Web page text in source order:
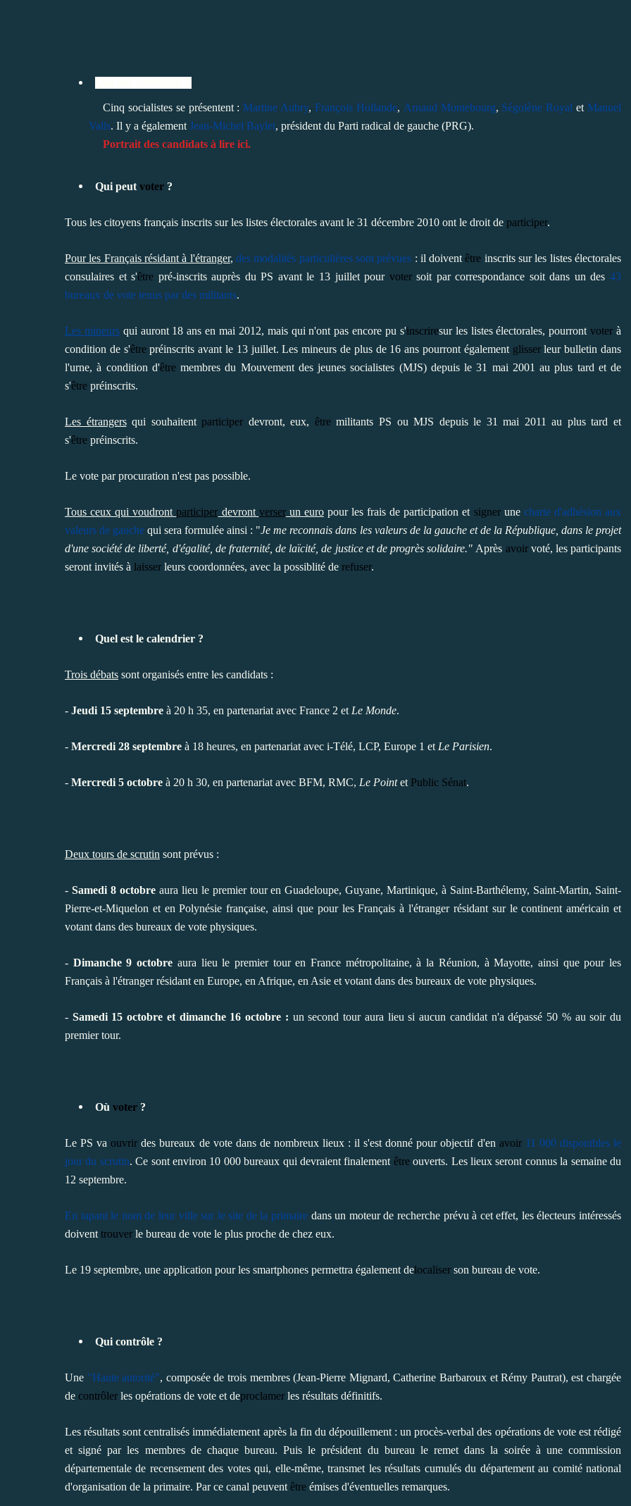
Cinq socialistes se présentent :Martine Aubry,François Hollande, Arnaud Montebourg, Ségolène Royal etManuel
Valls. Il y a également Jean-Michel Baylet, président du Parti radical de gauche (PRG).
Portrait des candidats à lire ici.
Qui peut voter ?
Tous les citoyens français inscrits sur les listes électorales avant le 31 décembre 2010 ont le droit de participer.
Pour les Français résidant à l'étranger, des modalités particulières sont prévues : il doivent être inscrits sur les listes électorales
consulaires et s'être pré-inscrits auprès du PS avant le 13 juillet pour votersoit par correspondance soit dans un des43
bureaux de vote tenus par des militants.
Les mineursqui auront 18 ans en mai 2012, mais qui n'ont pas encore pu s'inscriresur les listes électorales, pourrontvoter à
condition de s'êtrepréinscrits avant le 13 juillet. Les mineurs de plus de 16 ans pourront également glisserleur bulletin dans
l'urne, à condition d'êtremembres du Mouvement des jeunes socialistes (MJS) depuis le 31 mai 2001 au plus tard et de
s'être préinscrits.
Les étrangersqui souhaitent participer devront, eux, êtremilitants PS ou MJS depuis le 31 mai 2011 au plus tard et
s'être préinscrits.
Le vote par procuration n'est pas possible.
Tous ceux qui voudront participer devront verserun europour les frais de participation et signerune charte d'adhésion aux
valeurs de gauche qui sera formulée ainsi : "Je me reconnais dans les valeurs de la gauche et de la République, dans le projet
d'une société de liberté, d'égalité, de fraternité, de laïcité, de justice et de progrès solidaire." Après avoirvoté, les participants
seront invités à laisser leurs coordonnées, avec la possiblité de refuser.
Quel est le calendrier ?
Trois débats sont organisés entre les candidats :
- Jeudi 15 septembre à 20 h 35, en partenariat avec France 2 et Le Monde.
- Mercredi 28 septembre à 18 heures, en partenariat avec i-Télé, LCP, Europe 1 et Le Parisien.
- Mercredi 5 octobre à 20 h 30, en partenariat avec BFM, RMC, Le Pointet Public Sénat.
Deux tours de scrutin sont prévus :
- Samedi 8 octobreaura lieu le premier tour en Guadeloupe, Guyane, Martinique, à Saint-Barthélemy, Saint-Martin, Saint-
Pierre-et-Miquelon et en Polynésie française, ainsi que pour les Français à l'étranger résidant sur le continent américain et
votant dans des bureaux de vote physiques.
- Dimanche 9 octobre aura lieu le premier tour en France métropolitaine, à la Réunion, à Mayotte, ainsi que pour les
Français à l'étranger résidant en Europe, en Afrique, en Asie et votant dans des bureaux de vote physiques.
- Samedi 15 octobre et dimanche 16 octobre : un second tour aura lieu si aucun candidat n'a dépassé 50 % au soir du
premier tour.
Où voter ?
Le PS va ouvrir des bureaux de vote dans de nombreux lieux : il s'est donné pour objectif d'en avoir 11 000 disponibles le
jour du scrutin. Ce sont environ 10 000 bureaux qui devraient finalement êtreouverts. Les lieux seront connus la semaine du
12 septembre.
En tapant le nom de leur ville sur le site de la primaire dans un moteur de recherche prévu à cet effet, les électeurs intéressés
doivent trouver le bureau de vote le plus proche de chez eux.
Le 19 septembre, une application pour les smartphones permettra également delocaliser son bureau de vote.
Qui contrôle ?
Une "Haute autorité", composée de trois membres (Jean-Pierre Mignard, Catherine Barbaroux et Rémy Pautrat), est chargée
de contrôler les opérations de vote et deproclamer les résultats définitifs.
Les résultats sont centralisés immédiatement après la fin du dépouillement : un procès-verbal des opérations de vote est rédigé
et signé par les membres de chaque bureau. Puis le président du bureau le remet dans la soirée à une commission
départementale de recensement des votes qui, elle-même, transmet les résultats cumulés du département au comité national
d'organisation de la primaire. Par ce canal peuvent être émises d'éventuelles remarques.